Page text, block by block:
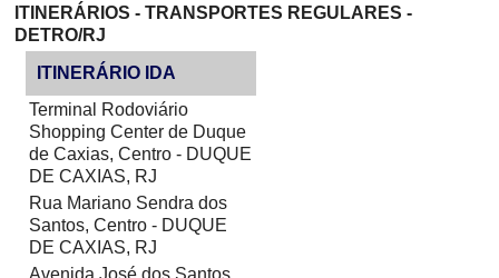
ITINERÁRIOS - TRANSPORTES REGULARES -
DETRO/RJ
ITINERÁRIO IDA
Terminal Rodoviário
Shopping Center de Duque
de Caxias, Centro - DUQUE
DE CAXIAS, RJ
Rua Mariano Sendra dos
Santos, Centro - DUQUE
DE CAXIAS, RJ